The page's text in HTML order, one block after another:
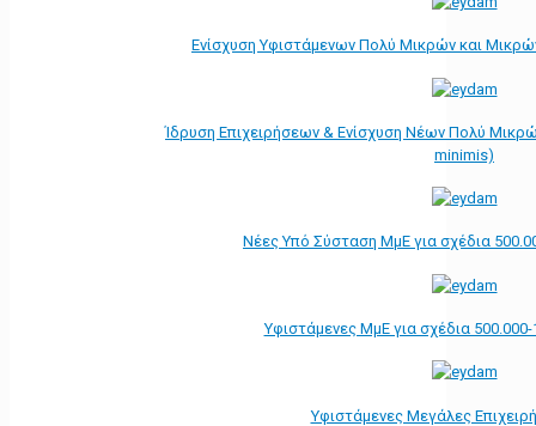
Ενίσχυση Υφιστάμενων Πολύ Μικρών και
Ίδρυση Επιχειρήσεων & Ενίσχυση Νέων Πολύ
minimis)
Νέες Υπό Σύσταση ΜμΕ για σχέδια
Υφιστάμενες ΜμΕ για σχέδια
Υφιστάμενες Μεγάλες